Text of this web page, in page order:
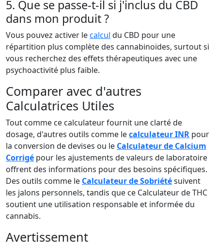
5. Que se passe-t-il si j'inclus du CBD
dans mon produit ?
Vous pouvez activer lecalcul du CBD pour une
répartition plus complète des cannabinoïdes, surtout si
vous recherchez des effets thérapeutiques avec une
psychoactivité plus faible.
Comparer avec d'autres
Calculatrices Utiles
Tout comme ce calculateur fournit une clarté de
dosage, d'autres outils comme lecalculateur INR pour
la conversion de devises ou le Calculateur de Calcium
Corrigé pour les ajustements de valeurs de laboratoire
offrent des informations pour des besoins spécifiques.
Des outils comme le Calculateur de Sobriétésuivent
les jalons personnels, tandis que ce Calculateur de THC
soutient une utilisation responsable et informée du
cannabis.
Avertissement